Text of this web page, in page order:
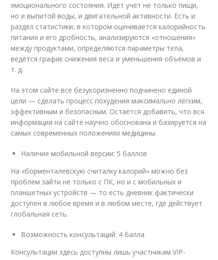
эмоционального состояния. Идёт учёт не только пищи,
но и выпитой воды, и двигательной активности. Есть и
раздел статистики, в котором оценивается калорийность
питания и его дробность, анализируются «отношения»
между продуктами, определяются параметры тела,
ведётся график снижения веса и уменьшения объёмов и
т. д.
На этом сайте всё безукоризненно подчинено единой
цели — сделать процесс похудения максимально лёгким,
эффективным и безопасным. Остаётся добавить, что вся
информация на сайте научно обоснована и базируется на
самых современных положениях медицины.
Наличие мобильной версии: 5 баллов
На «борменталевскую считалку калорий» можно без
проблем зайти не только с ПК, но и с мобильных и
планшетных устройств — то есть дневник фактически
доступен в любое время и в любом месте, где действует
глобальная сеть.
Возможность консультаций: 4 балла
Консультации здесь доступны лишь участникам VIP-